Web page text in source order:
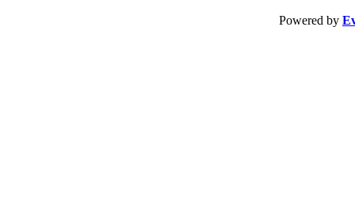
Powered by